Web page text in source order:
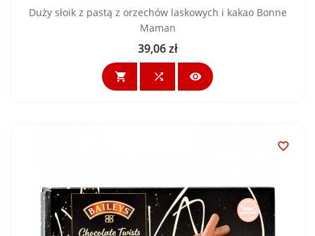
Duży słoik z pastą z orzechów laskowych i kakao Bonne
Maman
Cena
39,06 zł
  
